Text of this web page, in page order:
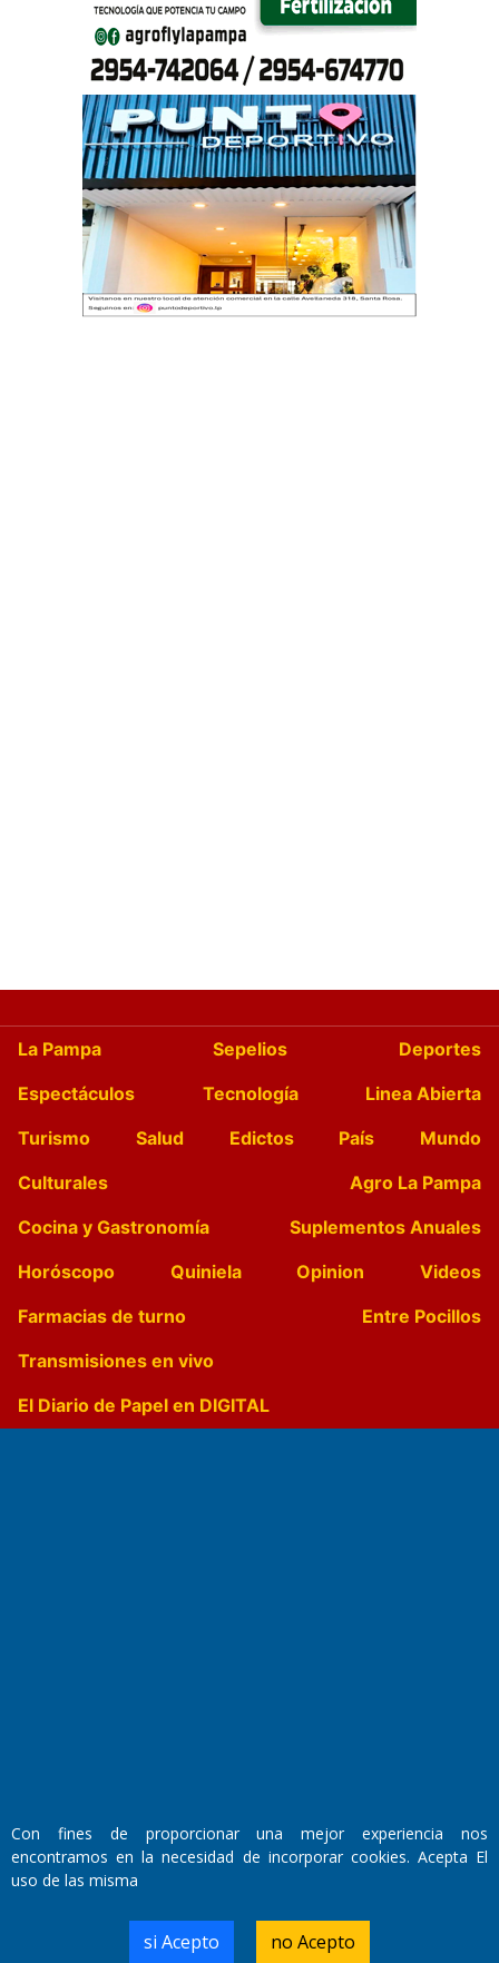
La Pampa Sepelios
Deportes
Espectáculos
Tecnología
Linea Abierta
Turismo
Salud Edictos País
Mundo
Culturales
Agro La Pampa
Cocina y Gastronomía
Suplementos Anuales
Horóscopo
Quiniela Opinion
Videos
Farmacias de turno
Entre Pocillos
Transmisiones en vivo
El Diario de Papel en DIGITAL
Director Periodístico:
Walter René Goñi
Domicilio Legal: José Ingenieros 855,
Santa Rosa, La Pampa.
Con fines de proporcionar una mejor experiencia nos
encontramos en la necesidad de incorporar cookies. Acepta El
uso de las misma
si Acepto no Acepto